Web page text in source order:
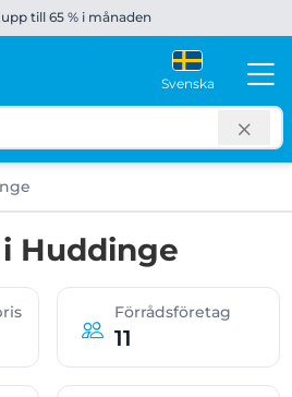
upp till 65 % i månaden
Svenska
Huddinge
Förrådsföretag
11